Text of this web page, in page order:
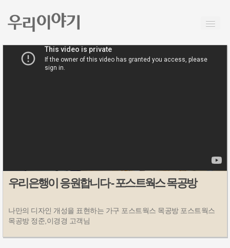
우리은행이 응원합니다 - 포스트웍스 목공방
나만의 디자인 개성을 표현하는 가구 포스트웍스 목공방 포스트웍스
목공방 정준,이경경 고객님